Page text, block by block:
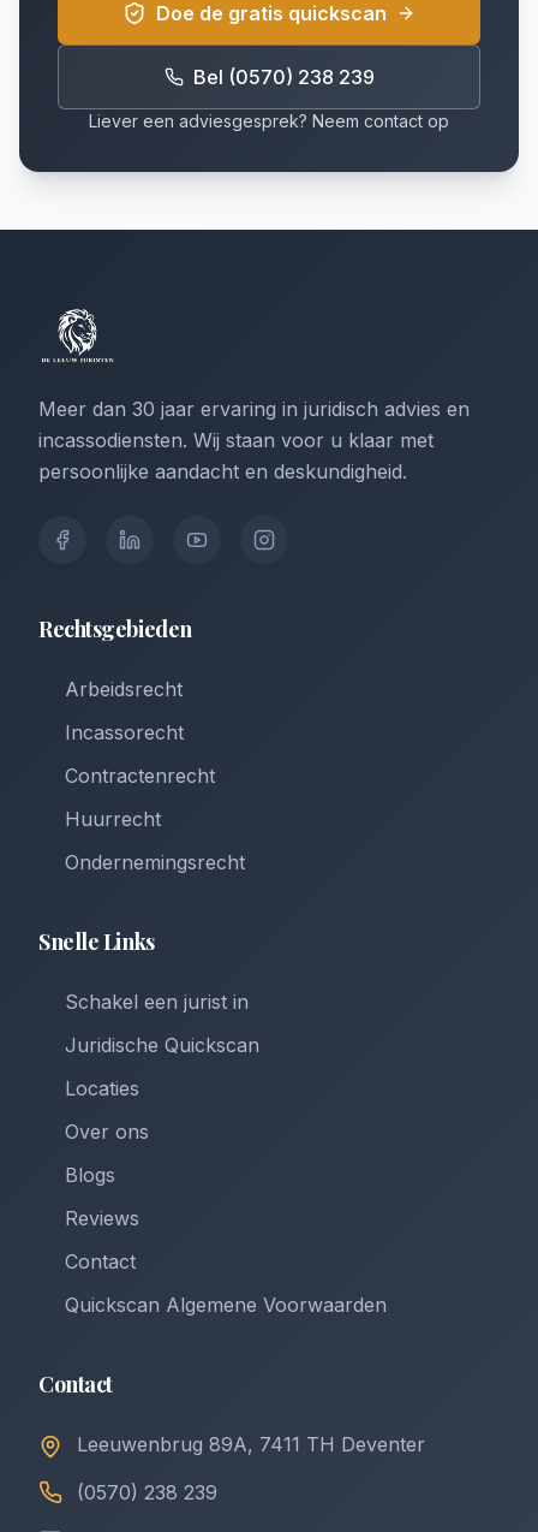
Doe de gratis quickscan
Bel (0570) 238 239
Liever een adviesgesprek? Neem contact op
Meer dan 30 jaar ervaring in juridisch advies en
incassodiensten. Wij staan voor u klaar met
persoonlijke aandacht en deskundigheid.
Rechtsgebieden
Arbeidsrecht
Incassorecht
Contractenrecht
Huurrecht
Ondernemingsrecht
Snelle Links
Schakel een jurist in
Juridische Quickscan
Locaties
Over ons
Blogs
Reviews
Contact
Quickscan Algemene Voorwaarden
Contact
Leeuwenbrug 89A, 7411 TH Deventer
(0570) 238 239